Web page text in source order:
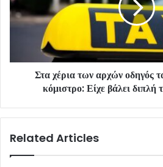
Στα χέρια των αρχών οδηγός
κόμιστρο: Είχε βάλει
Related Articles